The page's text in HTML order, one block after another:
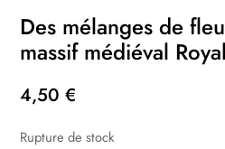
Des mélanges de
massif médiéval
4,50€
Rupture de stock